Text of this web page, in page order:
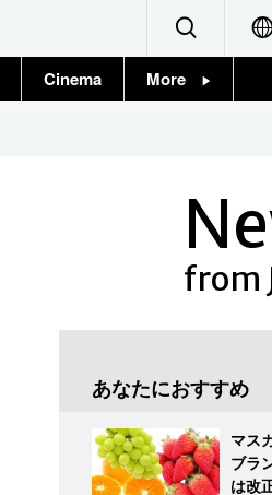
Cinema More
from
あなたにおすすめ
マス
ブラ
は改